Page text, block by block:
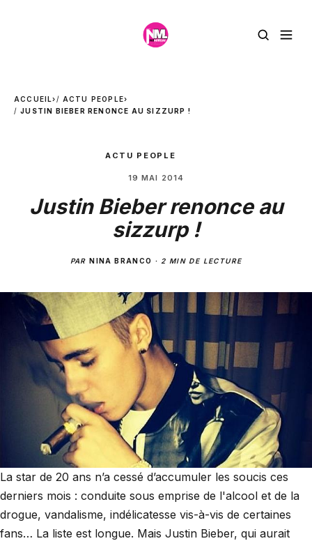
ACCUEIL› ACTU PEOPLE›
JUSTIN BIEBER RENONCE AU SIZZURP !
ACTU PEOPLE
19 MAI 2014
Justin Bieber renonce au
sizzurp !
PARNINA BRANCO · 2 MIN DE LECTURE
La star de 20 ans n’a cessé d’accumuler les soucis ces
derniers mois : conduite sous emprise de l'alcool et de la
drogue, vandalisme, indélicatesse vis-à-vis de certaines
fans… La liste est longue. Mais Justin Bieber, qui aurait